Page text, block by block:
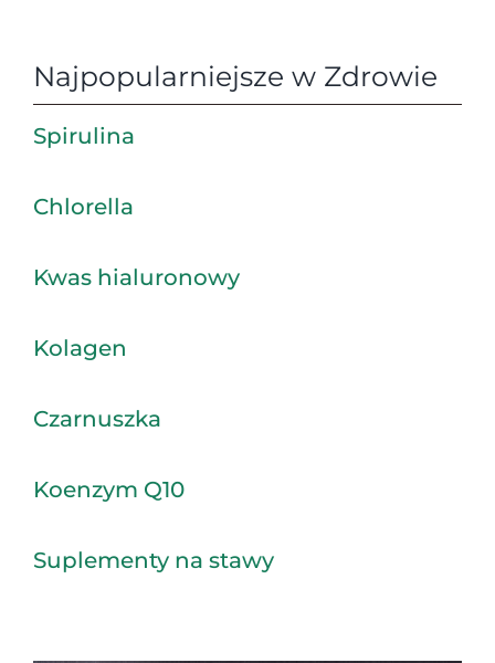
Najpopularniejsze w Zdrowie
Spirulina
Chlorella
Kwas hialuronowy
Kolagen
Czarnuszka
Koenzym Q10
Suplementy na stawy